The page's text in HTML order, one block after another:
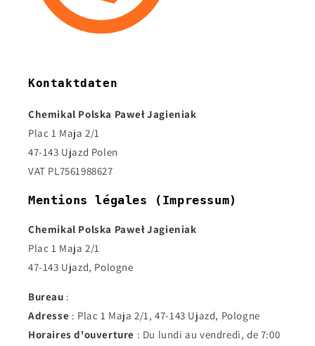
Kontaktdaten
Chemikal Polska Paweł Jagieniak
Plac 1 Maja 2/1
47-143 Ujazd Polen
VAT PL7561988627
Mentions légales (Impressum)
Chemikal Polska Paweł Jagieniak
Plac 1 Maja 2/1
47-143 Ujazd, Pologne
Bureau :
Adresse : Plac 1 Maja 2/1, 47-143 Ujazd, Pologne
Horaires d'ouverture : Du lundi au vendredi, de 7:00